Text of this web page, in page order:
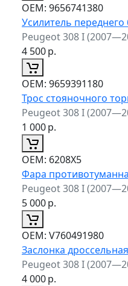
ОЕМ: 9656741380
Усилитель
Peugeot 308 I
4 500р.
ОЕМ: 9659391180
Трос стояночного
Peugeot 308 I
1 000р.
ОЕМ: 6208X5
Фара
Peugeot 308 I
5 000р.
ОЕМ: V760491980
Заслонка
Peugeot 308 I
4 000р.